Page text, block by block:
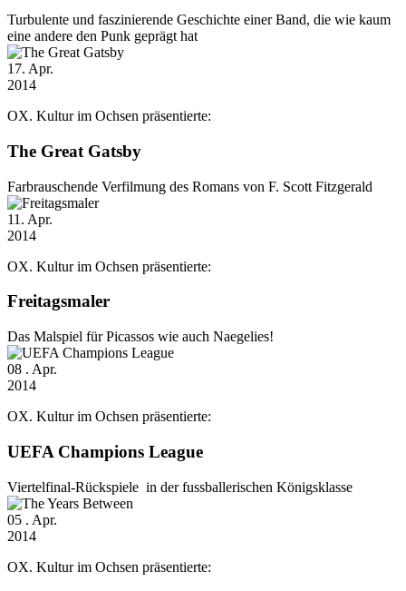
Turbulente und faszinierende Geschichte einer Band, die wie kaum
eine andere den Punk geprägt hat
17. Apr.
2014
OX. Kultur im Ochsen präsentierte:
The Great Gatsby
Farbrauschende Verfilmung des Romans von F. Scott Fitzgerald
11 . Apr.
2014
OX. Kultur im Ochsen präsentierte:
Freitagsmaler
Das Malspiel für Picassos wie auch Naegelies!
08 . Apr.
2014
OX. Kultur im Ochsen präsentierte:
UEFA Champions League
Viertelfinal-Rückspiele in der fussballerischen Königsklasse
05 . Apr.
2014
OX. Kultur im Ochsen präsentierte: